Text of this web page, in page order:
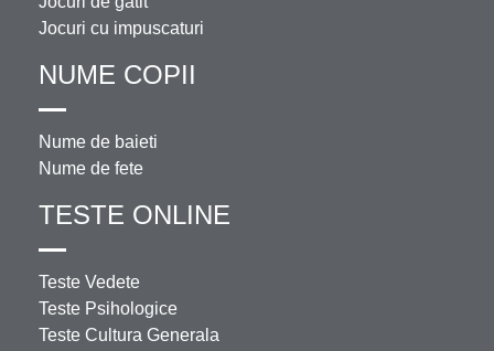
Jocuri cu impuscaturi
NUME COPII
Nume de baieti
Nume de fete
TESTE ONLINE
Teste Vedete
Teste Psihologice
Teste Cultura Generala